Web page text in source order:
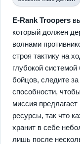
E-Rank Troopers
который должен
волнами
строя тактику на
глубокой
бойцов, следите
способности,
миссия
ресурсы, так что
хранит в себе
лишь после